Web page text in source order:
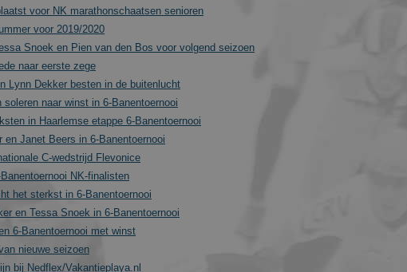
voor NK marathonschaatsen senioren
voor 2019/2020
Snoek en Pien van den Bos voor volgend seizoen
naar eerste zege
Lynn Dekker besten in de buitenlucht
naar winst in 6-Banentoernooi
in Haarlemse etappe 6-Banentoernooi
Janet Beers in 6-Banentoernooi
C-wedstrijd Flevonice
NK-finalisten
het sterkst in 6-Banentoernooi
en Tessa Snoek in 6-Banentoernooi
6-Banentoernooi met winst
nieuwe seizoen
bij Nedflex/Vakantieplaya.nl